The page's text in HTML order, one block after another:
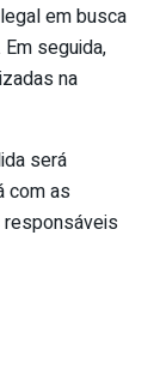
em busca
seguida,
na
será
com as